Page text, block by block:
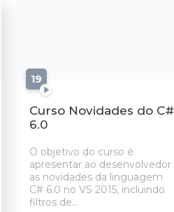
19
Curso Novidades do C#
6.0
O objetivo do curso é
apresentar ao desenvolvedor
as novidades da linguagem
C# 6.0 no VS 2015, incluindo
filtros de...